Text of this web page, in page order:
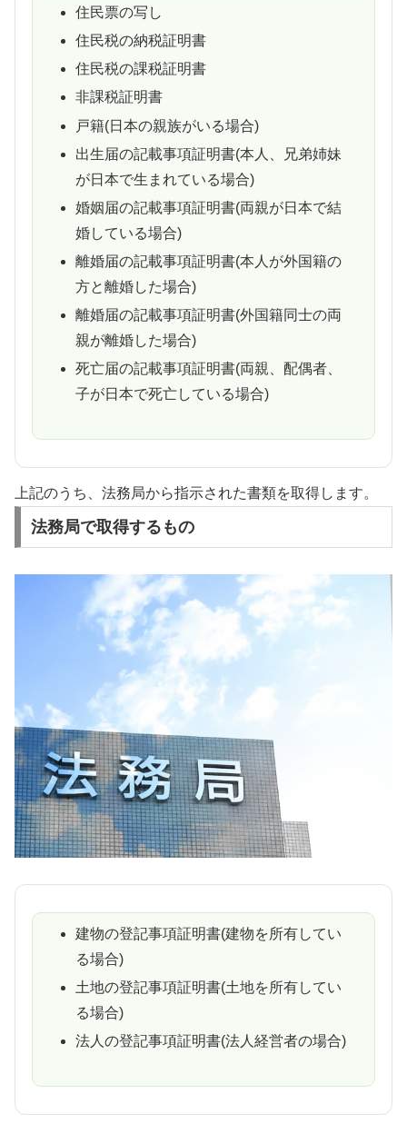
住民票の写し
住民税の納税証明書
住民税の課税証明書
非課税証明書
戸籍(日本の親族がいる場合)
出生届の記載事項証明書(本人、兄弟姉妹
が日本で生まれている場合)
婚姻届の記載事項証明書(両親が日本で結
婚している場合)
離婚届の記載事項証明書(本人が外国籍の
方と離婚した場合)
離婚届の記載事項証明書(外国籍同士の両
親が離婚した場合)
死亡届の記載事項証明書(両親、配偶者、
子が日本で死亡している場合)
上記のうち、法務局から指示された書類を取得します。
法務局で取得するもの
建物の登記事項証明書(建物を所有してい
る場合)
土地の登記事項証明書(土地を所有してい
る場合)
法人の登記事項証明書(法人経営者の場合)